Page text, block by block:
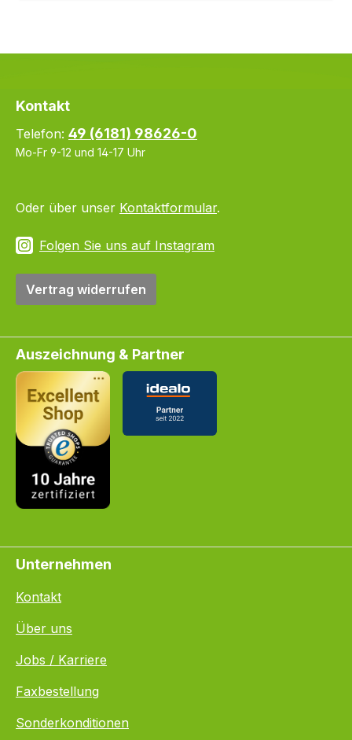
Kontakt
Telefon: 49 (6181) 98626-0
Mo-Fr 9-12 und 14-17 Uhr
Oder über unser Kontaktformular.
Folgen Sie uns auf Instagram
Vertrag widerrufen
Auszeichnung & Partner
Unternehmen
Kontakt
Über uns
Jobs / Karriere
Faxbestellung
Sonderkonditionen